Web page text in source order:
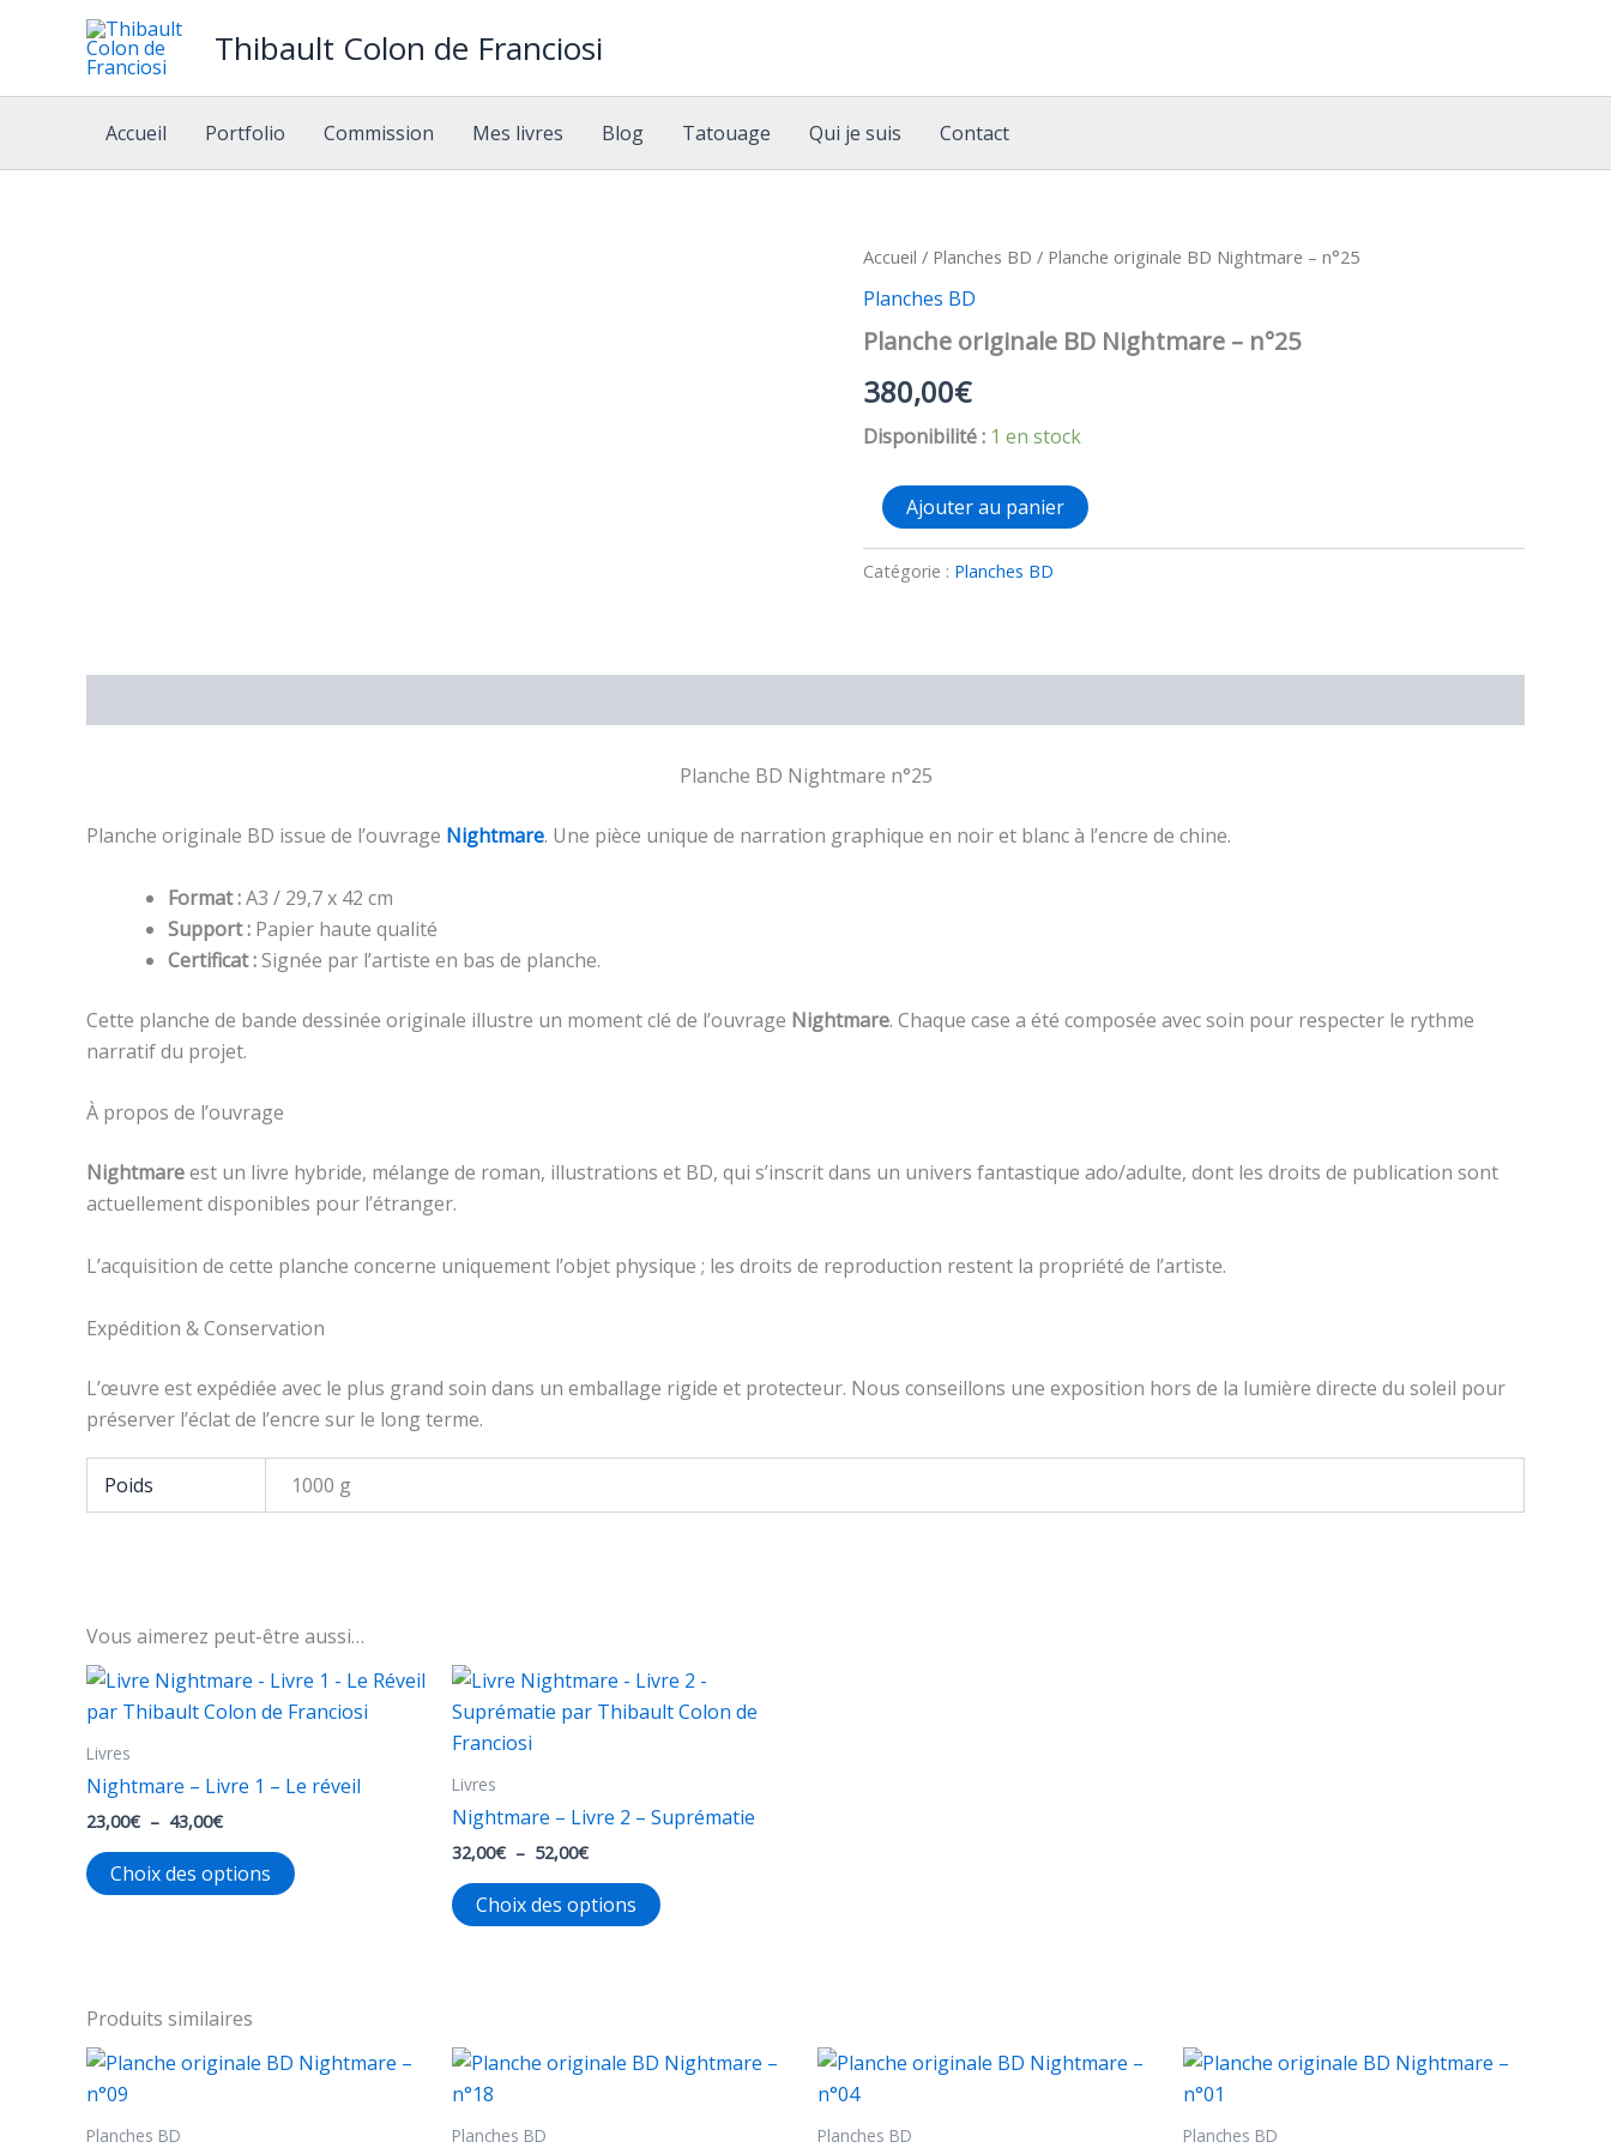
Thibault Colon de Franciosi
Accueil Portfolio Commission Mes livres Blog Tatouage Qui je suis Contact
Accueil / Planches BD / Planche originale BD Nightmare – n°25
Planches BD
Planche originale BD Nightmare – n°25
380,00€
Disponibilité : 1 en stock
quantité
Planche
originale
Ajouter au panier
Catégorie : Planches BD
Planche BD Nightmare n°25
Planche originale BD issue de l’ouvrage Nightmare. Une pièce unique de narration graphique en noir et blanc à l’encre de chine.
Format :A3 / 29,7 x 42 cm
Support : Papier haute qualité
Certificat :Signée par l’artiste en bas de planche.
Cette planche de bande dessinée originale illustre un moment clé de l’ouvrage Nightmare. Chaque case a été composée avec soin pour respecter le rythme
narratif du projet.
À propos de l’ouvrage
Nightmareest un livre hybride, mélange de roman, illustrations et BD, qui s’inscrit dans un univers fantastique ado/adulte, dont les droits de publication sont
actuellement disponibles pour l’étranger.
L’acquisition de cette planche concerne uniquement l’objet physique ; les droits de reproduction restent la propriété de l’artiste.
Expédition & Conservation
L’œuvre est expédiée avec le plus grand soin dans un emballage rigide et protecteur. Nous conseillons une exposition hors de la lumière directe du soleil pour
préserver l’éclat de l’encre sur le long terme.
Poids 1000 g
Vous aimerez peut-être aussi…
Livres
Nightmare – Livre 1 – Le réveil
23,00€ – 43,00€Plage
prix :
23,00€
Choix des options
produit
peuvent
Livres
Nightmare – Livre 2 – Suprématie
32,00€ – 52,00€Plage
prix :
32,00€
Choix des options
produit
options
Produits similaires
Planches BD Planches BD Planches BD Planches BD